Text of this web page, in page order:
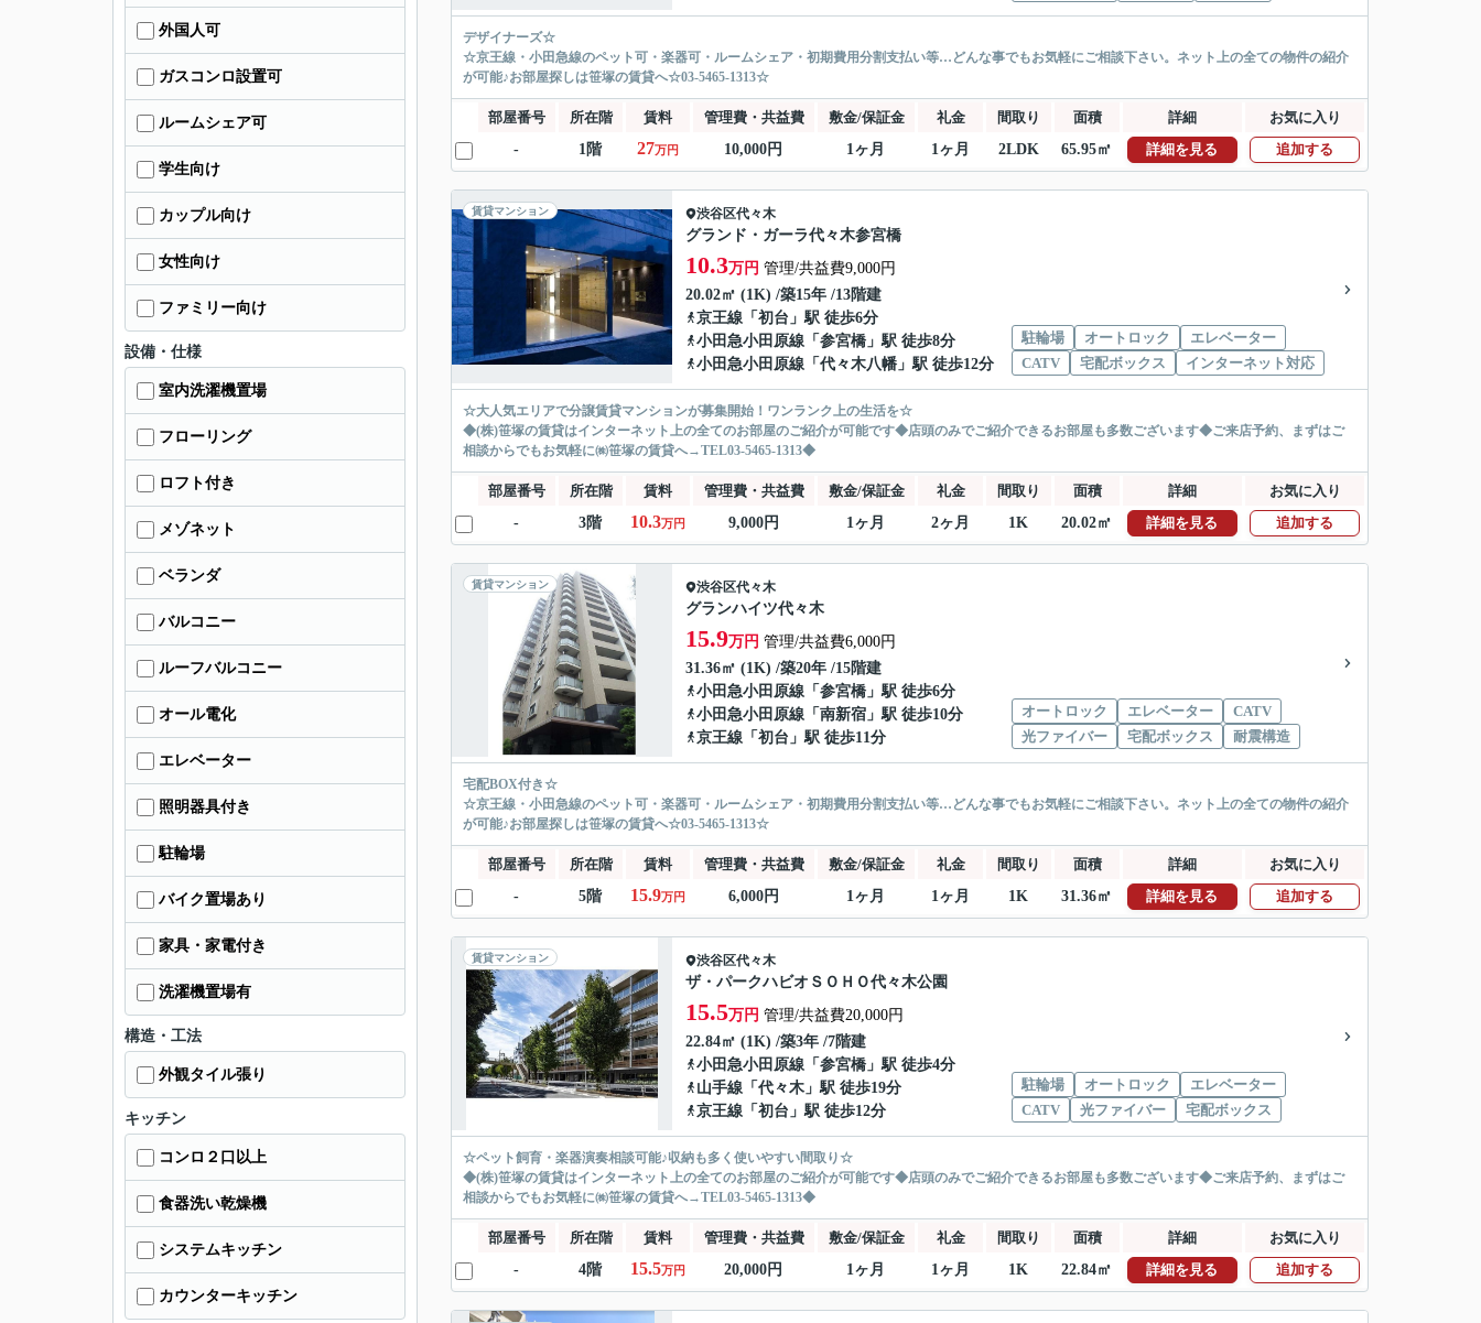
デザイナーズ☆
☆京王線・小田急線のペット可・楽器可・ルームシェア・初期費用分割支払い等…どんな事でもお気軽にご相談下さい。ネット上の全ての物件の紹介
が可能♪お部屋探しは笹塚の賃貸へ☆03-5465-1313☆
部屋番号 所在階 賃料 管理費・共益費 敷金/保証金 礼金 間取り 面積 詳細
お気に入り
-
1階 27万円 10,000円 1ヶ月 1ヶ月 2LDK 65.95㎡ 詳細を見る 追加する
賃貸マンション 渋谷区代々木
グランド・ガーラ代々木参宮橋
10.3万円 管理/共益費9,000円
20.02㎡ (1K) /築15年 /13階建
京王線 「 初台 」駅 徒歩6分
小田急小田原線 「 参宮橋 」駅 徒歩8分
小田急小田原線 「 代々木八幡 」駅 徒歩12分
駐輪場 オートロック
エレベーター
CATV
宅配ボックス インターネット対応
☆大人気エリアで分譲賃貸マンションが募集開始！ワンランク上の生活を☆
◆(株)笹塚の賃貸はインターネット上の全てのお部屋のご紹介が可能です◆店頭のみでご紹介できるお部屋も多数ございます◆ご来店予約、まずはご
相談からでもお気軽に㈱笹塚の賃貸へ→TEL03-5465-1313◆
部屋番号 所在階 賃料 管理費・共益費 敷金/保証金 礼金 間取り 面積 詳細
お気に入り
-
3階 10.3万円 9,000円 1ヶ月 2ヶ月 1K 20.02㎡ 詳細を見る 追加する
賃貸マンション 渋谷区代々木
グランハイツ代々木
15.9万円 管理/共益費6,000円
31.36㎡ (1K) /築20年 /15階建
小田急小田原線 「 参宮橋 」駅 徒歩6分
小田急小田原線 「 南新宿 」駅 徒歩10分
京王線 「 初台 」駅 徒歩11分
オートロック エレベーター
CATV
光ファイバー
宅配ボックス 耐震構造
宅配BOX付き☆
☆京王線・小田急線のペット可・楽器可・ルームシェア・初期費用分割支払い等…どんな事でもお気軽にご相談下さい。ネット上の全ての物件の紹介
が可能♪お部屋探しは笹塚の賃貸へ☆03-5465-1313☆
部屋番号 所在階 賃料 管理費・共益費 敷金/保証金 礼金 間取り 面積 詳細
お気に入り
-
5階 15.9万円 6,000円 1ヶ月 1ヶ月 1K 31.36㎡ 詳細を見る 追加する
賃貸マンション 渋谷区代々木
ザ・パークハビオＳＯＨＯ代々木公園
15.5万円 管理/共益費20,000円
22.84㎡ (1K) /築3年 /7階建
小田急小田原線 「 参宮橋 」駅 徒歩4分
山手線 「 代々木 」駅 徒歩19分
京王線 「 初台 」駅 徒歩12分
駐輪場 オートロック
エレベーター
CATV
光ファイバー 宅配ボックス
☆ペット飼育・楽器演奏相談可能♪収納も多く使いやすい間取り☆
◆(株)笹塚の賃貸はインターネット上の全てのお部屋のご紹介が可能です◆店頭のみでご紹介できるお部屋も多数ございます◆ご来店予約、まずはご
相談からでもお気軽に㈱笹塚の賃貸へ→TEL03-5465-1313◆
部屋番号 所在階 賃料 管理費・共益費 敷金/保証金 礼金 間取り 面積 詳細
お気に入り
-
4階 15.5万円 20,000円 1ヶ月 1ヶ月 1K 22.84㎡ 詳細を見る 追加する
外国人可
ガスコンロ設置可
ルームシェア可
学生向け
カップル向け
女性向け
ファミリー向け
設備・仕様
室内洗濯機置場
フローリング
ロフト付き
メゾネット
ベランダ
バルコニー
ルーフバルコニー
オール電化
エレベーター
照明器具付き
駐輪場
バイク置場あり
家具・家電付き
洗濯機置場有
構造・工法
外観タイル張り
キッチン
コンロ２口以上
食器洗い乾燥機
システムキッチン
カウンターキッチン